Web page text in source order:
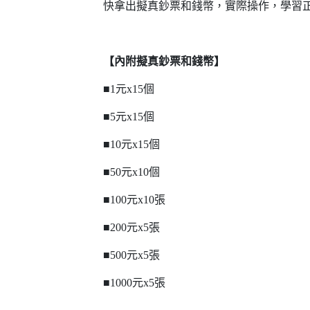
快拿出擬真鈔票和錢幣，實際操作，學習
【內附擬真鈔票和錢幣】
■1元x15個
■5元x15個
■10元x15個
■50元x10個
■100元x10張
■200元x5張
■500元x5張
■1000元x5張